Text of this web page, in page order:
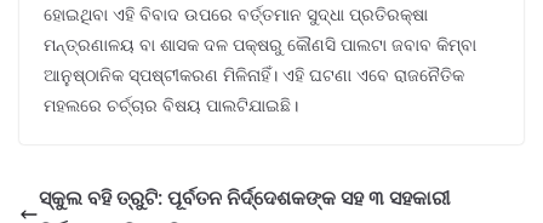
ହୋଇଥିବା ଏହି ବିବାଦ ଉପରେ ବର୍ତ୍ତମାନ ସୁଦ୍ଧା ପ୍ରତିରକ୍ଷା
ମନ୍ତ୍ରଣାଳୟ ବା ଶାସକ ଦଳ ପକ୍ଷରୁ କୌଣସି ପାଲଟା ଜବାବ କିମ୍ବା
ଆନୁଷ୍ଠାନିକ ସ୍ପଷ୍ଟୀକରଣ ମିଳିନାହିଁ। ଏହି ଘଟଣା ଏବେ ରାଜନୈତିକ
ମହଲରେ ଚର୍ଚ୍ଚାର ବିଷୟ ପାଲଟିଯାଇଛି।
ସ୍କୁଲ ବହି ତ୍ରୁଟି: ପୂର୍ବତନ ନିର୍ଦ୍ଦେଶକଙ୍କ ସହ ୩ ସହକାରୀ